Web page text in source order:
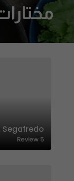
Segafredo – سيغافريدو
5
Review